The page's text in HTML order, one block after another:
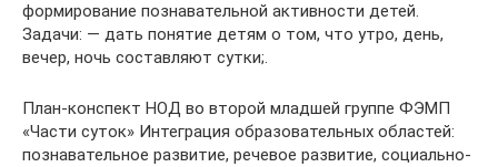
формирование познавательной активности детей.
Задачи: — дать понятие детям о том, что утро, день,
вечер, ночь составляют сутки;.
План-конспект НОД во второй младшей группе ФЭМП
«Части суток» Интеграция образовательных областей:
познавательное развитие, речевое развитие, социально-